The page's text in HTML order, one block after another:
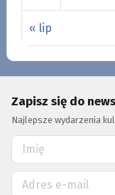
« lip
Zapisz się do
Najlepsze wydarzenia